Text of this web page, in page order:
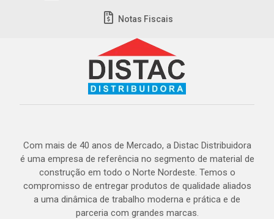
Notas Fiscais
Com mais de 40 anos de Mercado, a Distac Distribuidora
é uma empresa de referência no segmento de material de
construção em todo o Norte Nordeste. Temos o
compromisso de entregar produtos de qualidade aliados
a uma dinâmica de trabalho moderna e prática e de
parceria com grandes marcas.